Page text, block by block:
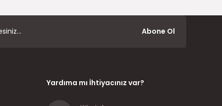
Abone Ol
Yardıma mı İhtiyacınız var?